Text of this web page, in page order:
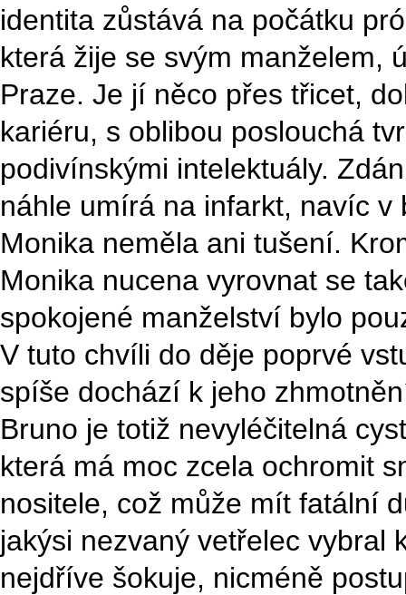
identita zůstává na počátku
která žije se svým manželem,
Praze. Je jí něco přes třicet,
kariéru, s oblibou poslouchá
podivínskými intelektuály.
náhle umírá na infarkt, navíc
Monika neměla ani tušení.
Monika nucena vyrovnat se
spokojené manželství bylo
V tuto chvíli do děje poprvé
spíše dochází k jeho
Bruno je totiž nevyléčitelná
která má moc zcela ochromit
nositele, což může mít fatální
jakýsi nezvaný vetřelec vybral
nejdříve šokuje, nicméně